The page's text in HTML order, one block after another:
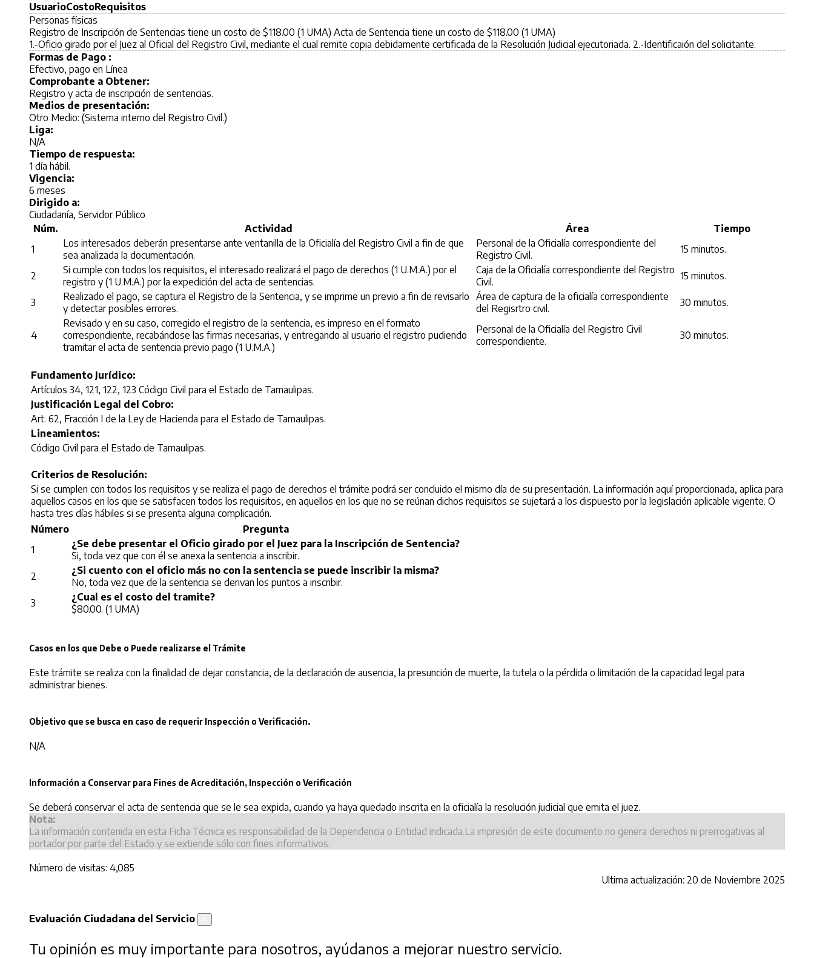
UsuarioCostoRequisitos
Personas físicas
Registro de Inscripción de Sentencias tiene un costo de $118.00 (1 UMA) Acta de Sentencia tiene un costo de $118.00 (1 UMA)
1.-Oficio girado por el Juez al Oficial del Registro Civil, mediante el cual remite copia debidamente certificada de la Resolución Judicial ejecutoriada. 2.-Identificaión del solicitante.
Formas de Pago :
Efectivo, pago en Línea
Comprobante a Obtener:
Registro y acta de inscripción de sentencias.
Medios de presentación:
Otro Medio: (Sistema interno del Registro Civil.)
Liga:
N/A
Tiempo de respuesta:
1 día hábil.
Vigencia:
6 meses
Dirigido a:
Ciudadanía, Servidor Público
Núm.
Actividad Área
Tiempo
1
Los interesados deberán presentarse ante ventanilla de la Oficialía del Registro Civil a fin de que
sea analizada la documentación.
Personal de la Oficialía correspondiente del
Registro Civil.
15 minutos.
2
Si cumple con todos los requisitos, el interesado realizará el pago de derechos (1 U.M.A.) por el
registro y (1 U.M.A.) por la expedición del acta de sentencias.
Caja de la Oficialía correspondiente del Registro
Civil.
15 minutos.
3
Realizado el pago, se captura el Registro de la Sentencia, y se imprime un previo a fin de revisarlo
y detectar posibles errores.
Área de captura de la oficialía correspondiente
del Regisrtro civil.
30 minutos.
4
Revisado y en su caso, corregido el registro de la sentencia, es impreso en el formato
correspondiente, recabándose las firmas necesarias, y entregando al usuario el registro pudiendo
tramitar el acta de sentencia previo pago (1 U.M.A.)
Personal de la Oficialía del Registro Civil
correspondiente.
30 minutos.
Fundamento Jurídico:
Artículos 34, 121, 122, 123 Código Civil para el Estado de Tamaulipas.
Justificación Legal del Cobro:
Art. 62, Fracción I de la Ley de Hacienda para el Estado de Tamaulipas.
Lineamientos:
Código Civil para el Estado de Tamaulipas.
Criterios de Resolución:
Si se cumplen con todos los requisitos y se realiza el pago de derechos el trámite podrá ser concluido el mismo día de su presentación. La información aquí proporcionada, aplica para
aquellos casos en los que se satisfacen todos los requisitos, en aquellos en los que no se reúnan dichos requisitos se sujetará a los dispuesto por la legislación aplicable vigente. O
hasta tres días hábiles si se presenta alguna complicación.
Número
Pregunta
1
¿Se debe presentar el Oficio girado por el Juez para la Inscripción de Sentencia?
Si, toda vez que con él se anexa la sentencia a inscribir.
2
¿Si cuento con el oficio más no con la sentencia se puede inscribir la misma?
No, toda vez que de la sentencia se derivan los puntos a inscribir.
3
¿Cual es el costo del tramite?
$80.00. (1 UMA)
Casos en los que Debe o Puede realizarse el Trámite
Este trámite se realiza con la finalidad de dejar constancia, de la declaración de ausencia, la presunción de muerte, la tutela o la pérdida o limitación de la capacidad legal para
administrar bienes.
Objetivo que se busca en caso de requerir Inspección o Verificación.
N/A
Información a Conservar para Fines de Acreditación, Inspección o Verificación
Se deberá conservar el acta de sentencia que se le sea expida, cuando ya haya quedado inscrita en la oficialía la resolución judicial que emita el juez.
Nota:
La información contenida en esta Ficha Técnica es responsabilidad de la Dependencia o Entidad indicada.La impresión de este documento no genera derechos ni prerrogativas al
portador por parte del Estado y se extiende sólo con fines informativos.
Número de visitas: 4,085
Ultima actualización: 20 de Noviembre 2025
Evaluación Ciudadana del Servicio
Tu opinión es muy importante para nosotros, ayúdanos a mejorar nuestro servicio.